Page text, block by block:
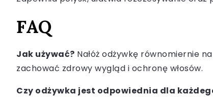
FAQ
Jak używać? Nałóż odżywkę równomiernie
zachować zdrowy wygląd i ochronę włosów.
Czy odżywka jest odpowiednia dla